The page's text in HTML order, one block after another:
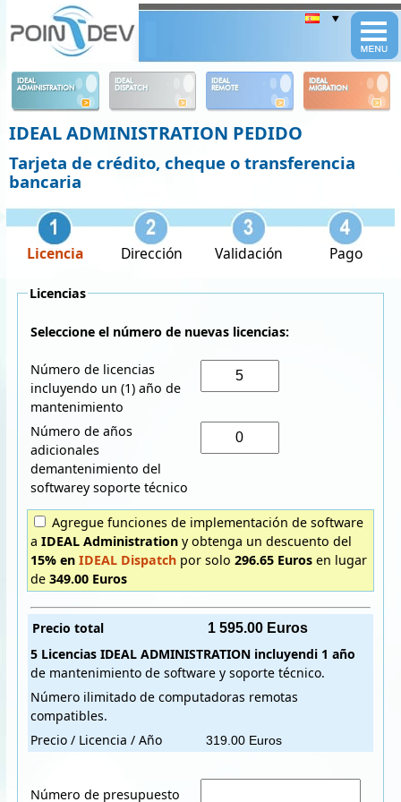
IDEAL
ADMINISTRATION
IDEAL
DISPATCH
IDEAL
REMOTE
IDEAL
MIGRATION
IDEAL ADMINISTRATION PEDIDO
Tarjeta de crédito, cheque o transferencia
bancaria
Licencia Dirección Validación Pago
Licencias
Seleccione el número de nuevas licencias:
Número de licencias
incluyendo un (1) año de
mantenimiento
Número de años
adicionales
demantenimiento del
softwarey soporte técnico
a IDEAL Administration y obtenga un descuento del
15% en IDEAL Dispatchpor solo 296.65 Eurosen lugar
de 349.00 Euros
Precio total
5 Licencias IDEAL ADMINISTRATION incluyendi 1 año
de mantenimiento de software y soporte técnico.
Número ilimitado de computadoras remotas
compatibles.
Precio / Licencia / Año
Número de presupuesto
Panneau de gestion des cookies